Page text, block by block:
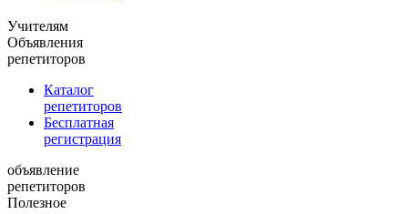
Учителям
Объявления
репетиторов
Каталог
репетиторов
Бесплатная
регистрация
объявление
репетиторов
Полезное